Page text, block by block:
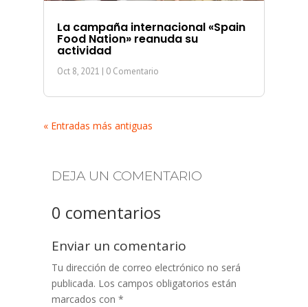
La campaña internacional «Spain
Food Nation» reanuda su
actividad
Oct 8, 2021 | 0 Comentario
« Entradas más antiguas
DEJA UN COMENTARIO
0 comentarios
Enviar un comentario
Tu dirección de correo electrónico no será
publicada. Los campos obligatorios están
marcados con *